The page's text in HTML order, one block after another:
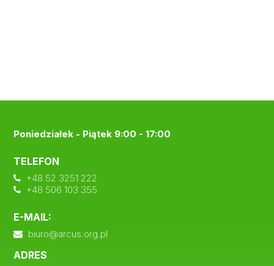
Poniedziałek - Piątek 9:00 - 17:00
TELEFON
+48 52 3251 222
+48 506 103 355
E-MAIL:
biuro@arcus.org.pl
ADRES